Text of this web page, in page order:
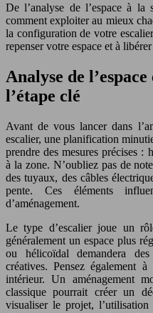
De l’analyse de l’espace à la
comment exploiter au mieux
la configuration de votre
repenser votre espace et à
Analyse de
l’étape clé
Avant de vous lancer dans
escalier, une planification
prendre des mesures précises :
à la zone. N’oubliez pas de
des tuyaux, des câbles
pente. Ces éléments
d’aménagement.
Le type d’escalier joue un
généralement un espace plus
ou hélicoïdal demandera
créatives. Pensez également
intérieur. Un aménagement
classique pourrait créer un
visualiser le projet,